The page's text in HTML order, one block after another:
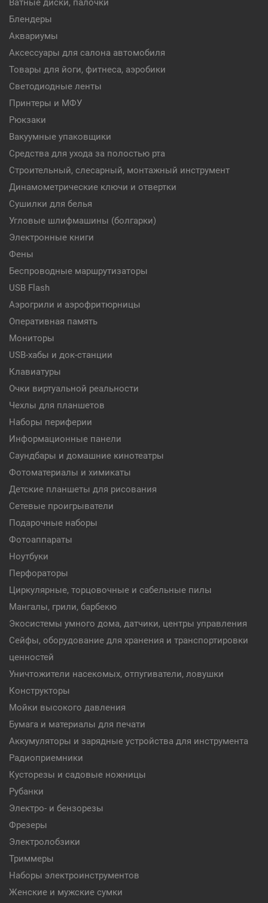
Ватные диски, палочки
Блендеры
Аквариумы
Аксессуары для салона автомобиля
Товары для йоги, фитнеса, аэробики
Светодиодные ленты
Принтеры и МФУ
Рюкзаки
Вакуумные упаковщики
Средства для ухода за полостью рта
Строительный, слесарный, монтажный инструмент
Динамометрические ключи и отвертки
Сушилки для белья
Угловые шлифмашины (болгарки)
Электронные книги
Фены
Беспроводные маршрутизаторы
USB Flash
Аэрогрили и аэрофритюрницы
Оперативная память
Мониторы
USB-хабы и док-станции
Клавиатуры
Очки виртуальной реальности
Чехлы для планшетов
Наборы периферии
Информационные панели
Саундбары и домашние кинотеатры
Фотоматериалы и химикаты
Детские планшеты для рисования
Сетевые проигрыватели
Подарочные наборы
Фотоаппараты
Ноутбуки
Перфораторы
Циркулярные, торцовочные и сабельные пилы
Мангалы, грили, барбекю
Экосистемы умного дома, датчики, центры управления
Сейфы, оборудование для хранения и транспортировки
ценностей
Уничтожители насекомых, отпугиватели, ловушки
Конструкторы
Мойки высокого давления
Бумага и материалы для печати
Аккумуляторы и зарядные устройства для инструмента
Радиоприемники
Кусторезы и садовые ножницы
Рубанки
Электро- и бензорезы
Фрезеры
Электролобзики
Триммеры
Наборы электроинструментов
Женские и мужские сумки